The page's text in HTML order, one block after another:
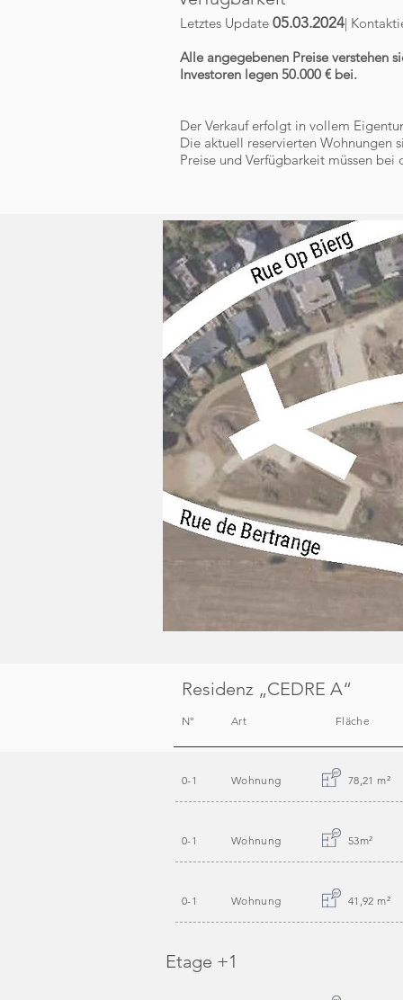
Letztes Update 05.03.2024|
Alle angegebenen Preise verstehen
Investoren legen 50.000 € bei.
Der Verkauf erfolgt in vollem
Die aktuell reservierten Wohnungen
Preise und Verfügbarkeit müssen
Residenz „CEDRE A“
N° Art Fläche
0-1 Wohnung 78,21 m²
0-1 Wohnung 53m²
0-1 Wohnung 41,92 m²
Etage +1